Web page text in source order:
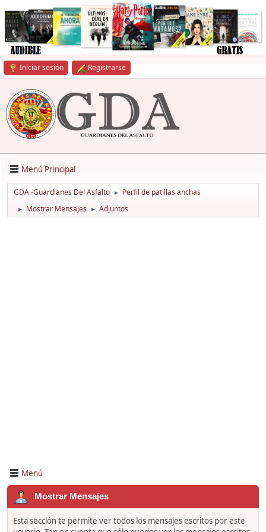
Iniciar sesión Registrarse
Menú Principal
GDA.-Guardianes Del Asfalto ► Perfil de patillas anchas
► Mostrar Mensajes ► Adjuntos
Menú
Mostrar Mensajes
Esta sección te permite ver todos los mensajes escritos por este